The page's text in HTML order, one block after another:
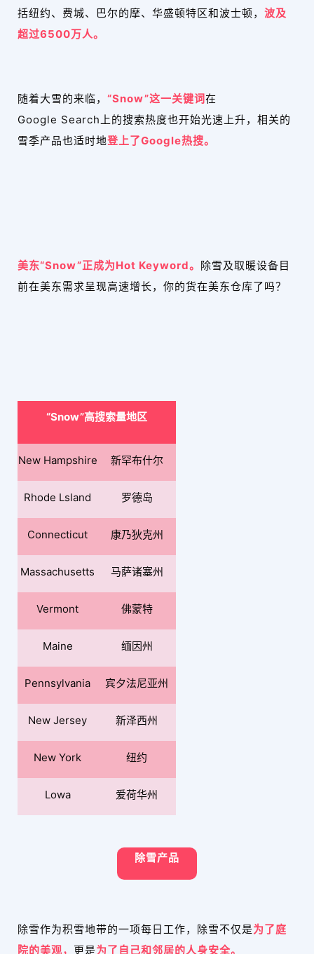
括纽约、费城、巴尔的摩、华盛顿特区和波士顿， 波及
超过6500万人。
随着大雪的来临， “Snow”这一关键词在
Google Search上的搜索热度也开始光速上升，相关的
雪季产品也适时地登上了Google热搜。
美东“Snow”正成为Hot Keyword。 除雪及取暖设备目
前在美东需求呈现高速增长，你的货在美东仓库了吗？
“Snow”高搜索量地区
New Hampshire 新罕布什尔
Rhode Lsland 罗德岛
Connecticut 康乃狄克州
Massachusetts 马萨诸塞州
Vermont 佛蒙特
Maine 缅因州
Pennsylvania 宾夕法尼亚州
New Jersey 新泽西州
New York 纽约
Lowa 爱荷华州
除雪产品
除雪作为积雪地带的一项每日工作，除雪不仅是为了庭
院的美观， 更是为了自己和邻居的人身安全。